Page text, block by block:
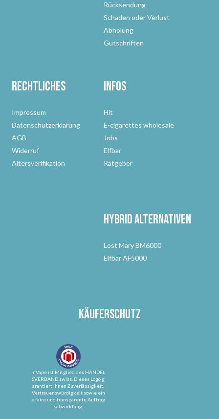
Rücksendung
Schaden oder Verlust
Abholung
Gutschriften
Rechtliches
Impressum
Datenschutzerklärung
AGB
Widerruf
Altersverifikation
Infos
Hit
E-cigarettes wholesale
Jobs
Elfbar
Ratgeber
Hybrid Alternativen
Lost Mary BM6000
Elfbar AF5000
Käuferschutz
InVape ist Mitglied des HANDEL
SVERBAND.swiss. Dieses Logo g
arantiert Ihnen Zuverlässigkeit,
Vertrauenswürdigkeit sowie ein
e faire und transparente Auftrag
sabwicklung.